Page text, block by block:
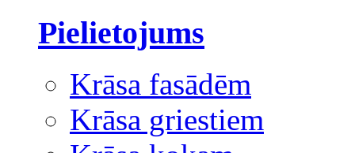
Pielietojums
Krāsa fasādēm
Krāsa griestiem